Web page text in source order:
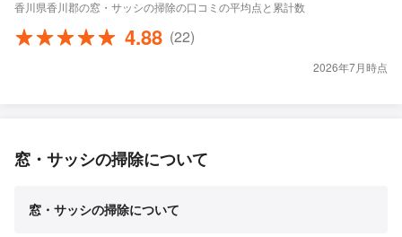
香川県香川郡の窓・サッシの掃除の口コミの平均点と累計数
4.88 (22)
2026年7月時点
窓・サッシの掃除について
窓・サッシの掃除について